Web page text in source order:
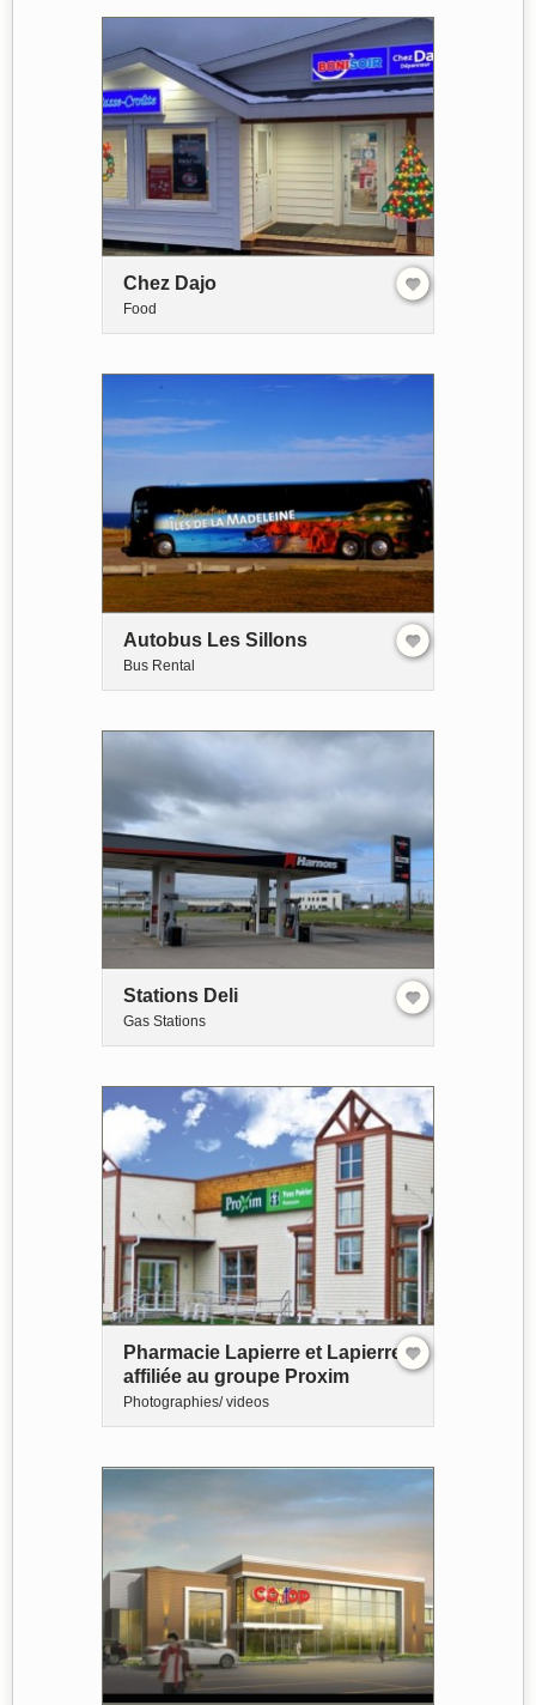
Chez Dajo
Food
Autobus Les Sillons
Bus Rental
Stations Deli
Gas Stations
Pharmacie Lapierre et Lapierre -
affiliée au groupe Proxim
Photographies/ videos